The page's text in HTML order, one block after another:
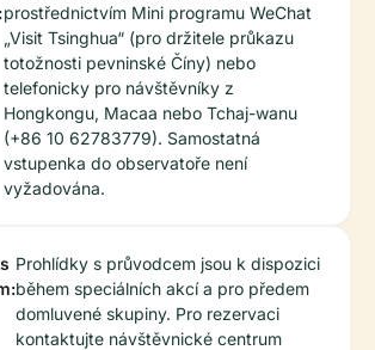
prostřednictvím Mini programu WeChat
„Visit Tsinghua“ (pro držitele průkazu
totožnosti pevninské Číny) nebo
telefonicky pro návštěvníky z
Hongkongu, Macaa nebo Tchaj-wanu
(+86 10 62783779). Samostatná
vstupenka do observatoře není
vyžadována.
Prohlídky s průvodcem jsou k dispozici
během speciálních akcí a pro předem
domluvené skupiny. Pro rezervaci
kontaktujte návštěvnické centrum